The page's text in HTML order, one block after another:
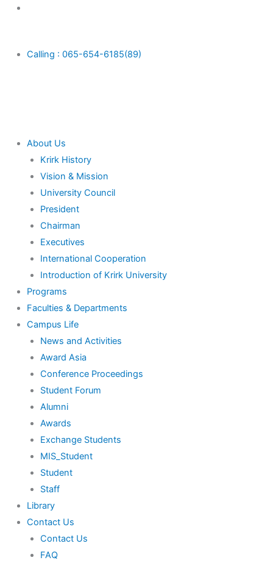
Calling : 065-654-6185(89)
Main
About Us
Krirk History
Vision & Mission
University Council
President
Chairman
Executives
International Cooperation
Introduction of Krirk University
Programs
Faculties & Departments
Campus Life
News and Activities
Award Asia
Conference Proceedings
Student Forum
Alumni
Awards
Exchange Students
MIS_Student
Student
Staff
Library
Contact Us
Contact Us
FAQ